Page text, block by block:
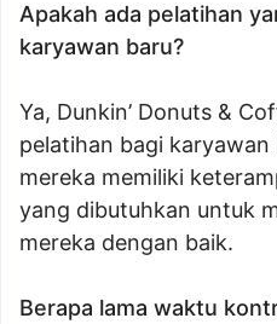
Apakah ada pelatihan
karyawan baru?
Ya, Dunkin’ Donuts &
pelatihan bagi
mereka memiliki
yang dibutuhkan untuk
mereka dengan baik.
Berapa lama waktu